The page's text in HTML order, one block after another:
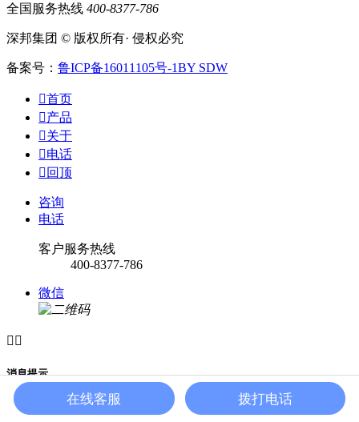
全国服务热线 400-8377-786
深邦集团 © 版权所有· 侵权必究
备案号： 鲁ICP备16011105号-1BY SDW
首页
产品
关于
电话
 回顶
咨询
电话
客户服务热线
400-8377-786
微信
 
消息提示
关闭 在线客服 拨打电话